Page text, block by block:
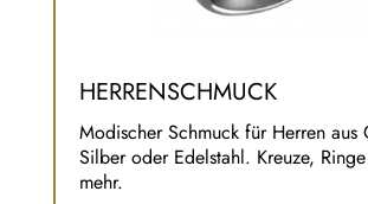
HERRENSCHMUCK
Modischer Schmuck für Herren aus
Silber oder Edelstahl. Kreuze,
mehr.